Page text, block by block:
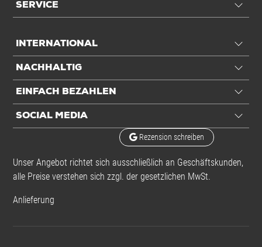
SERVICE
INTERNATIONAL
NACHHALTIG
EINFACH BEZAHLEN
SOCIAL MEDIA
Rezension schreiben
Unser Angebot richtet sich ausschließlich an Geschäftskunden,
alle Preise verstehen sich zzgl. der gesetzlichen MwSt.
Anlieferung